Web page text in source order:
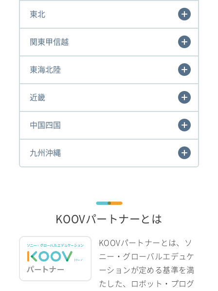
東北
関東甲信越
東海北陸
近畿
中国四国
九州沖縄
KOOVパートナーとは
KOOVパートナーとは、ソ
ニー・グローバルエデュケ
ーションが定める基準を満
たした、ロボット・プログ